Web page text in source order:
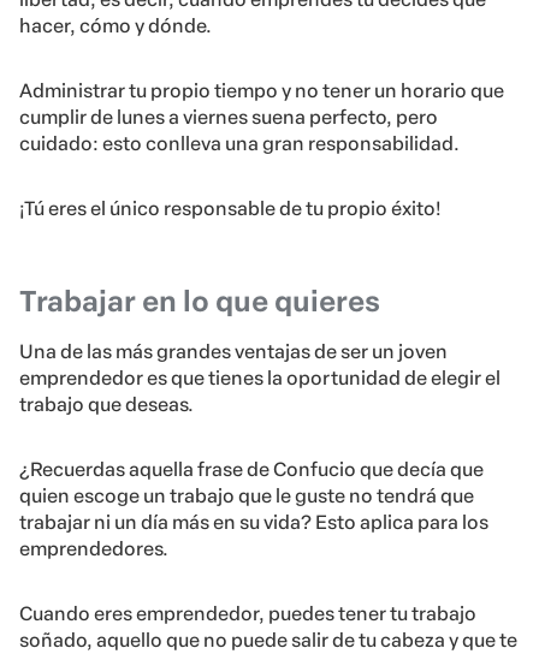
hacer, cómo y dónde.
Administrar tu propio tiempo y no tener un horario que
cumplir de lunes a viernes suena perfecto, pero
cuidado: esto conlleva una gran responsabilidad.
¡Tú eres el único responsable de tu propio éxito!
Trabajar en lo que quieres
Una de las más grandes ventajas de ser un joven
emprendedor es que tienes la oportunidad de elegir el
trabajo que deseas.
¿Recuerdas aquella frase de Confucio que decía que
quien escoge un trabajo que le guste no tendrá que
trabajar ni un día más en su vida? Esto aplica para los
emprendedores.
Cuando eres emprendedor, puedes tener tu trabajo
soñado, aquello que no puede salir de tu cabeza y que te